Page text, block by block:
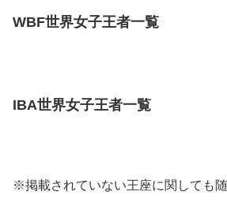
WBF世界女子王者一覧
IBA世界女子王者一覧
※掲載されていない王座に関しても